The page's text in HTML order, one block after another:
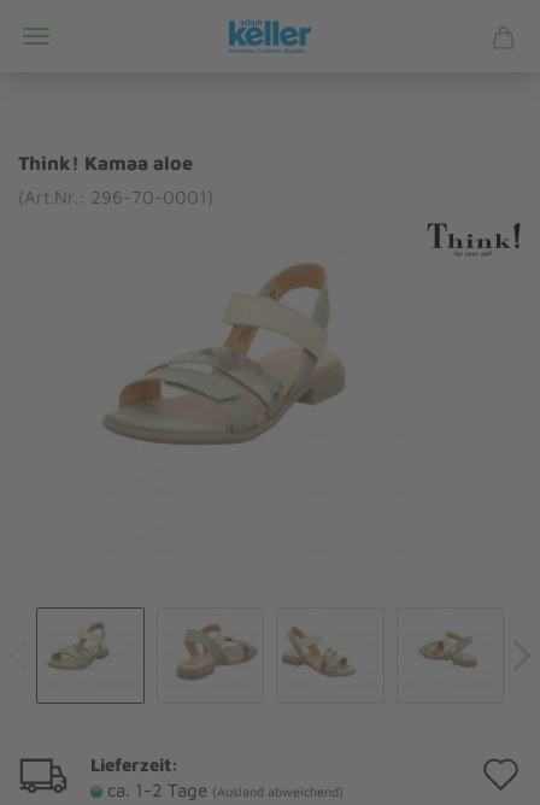
Think! Kamaa aloe
(Art.Nr.: 296-70-0001)
Lieferzeit:
ca. 1-2 Tage (Ausland abweichend)